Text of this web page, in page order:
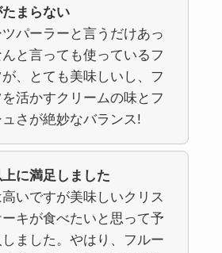
まらない
パーラーと言うだけあっ
と言っても使っているフ
、とても美味しいし、フ
活かすクリームの味とフ
ュさが絶妙なバランス!
に満足しました
いですが美味しいクリス
キが食べたいと思って予
ました。やはり、フルー